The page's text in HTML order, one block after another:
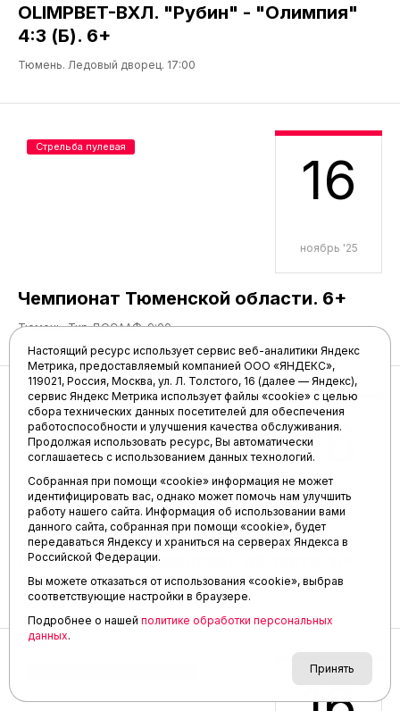
OLIMPBET-ВХЛ. "Рубин" - "Олимпия"
4:3 (Б). 6+
Тюмень. Ледовый дворец. 17:00
16
ноябрь '25
Чемпионат Тюменской области. 6+
Тюмень. Тир ДОСААФ. 9:00
Стрельба пулевая
16
ноябрь '25
Первенство Тюменской области. 6+
Тобольск. Ишимский район. 10:00
Волейбол
Настоящий ресурс использует сервис веб-аналитики Яндекс
Метрика, предоставляемый компанией ООО «ЯНДЕКС»,
119021, Россия, Москва, ул. Л. Толстого, 16 (далее — Яндекс),
сервис Яндекс Метрика использует файлы «cookie» с целью
сбора технических данных посетителей для обеспечения
работоспособности и улучшения качества обслуживания.
Продолжая использовать ресурс, Вы автоматически
соглашаетесь с использованием данных технологий.
Собранная при помощи «cookie» информация не может
идентифицировать вас, однако может помочь нам улучшить
работу нашего сайта. Информация об использовании вами
данного сайта, собранная при помощи «cookie», будет
передаваться Яндексу и храниться на серверах Яндекса в
Российской Федерации.
Вы можете отказаться от использования «cookie», выбрав
соответствующие настройки в браузере.
Подробнее о нашей политике обработки персональных
данных.
Принять